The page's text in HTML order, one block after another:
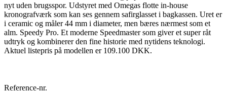
nyt uden brugsspor. Udstyret med Omegas flotte in-house
kronografværk som kan ses gennem safirglasset i bagkassen. Uret er
i ceramic og måler 44 mm i diameter, men bæres nærmest som et
alm. Speedy Pro. Et moderne Speedmaster som giver et super råt
udtryk og kombinerer den fine historie med nytidens teknologi.
Aktuel listepris på modellen er 109.100 DKK.
Reference-nr.